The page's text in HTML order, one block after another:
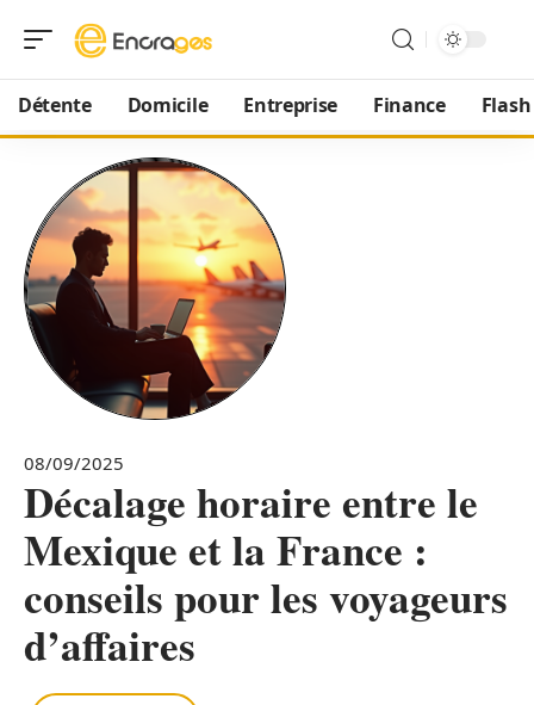
Détente Domicile Entreprise Finance
08/09/2025
Décalage horaire entre le
Mexique et la France :
conseils pour les voyageurs
d’affaires